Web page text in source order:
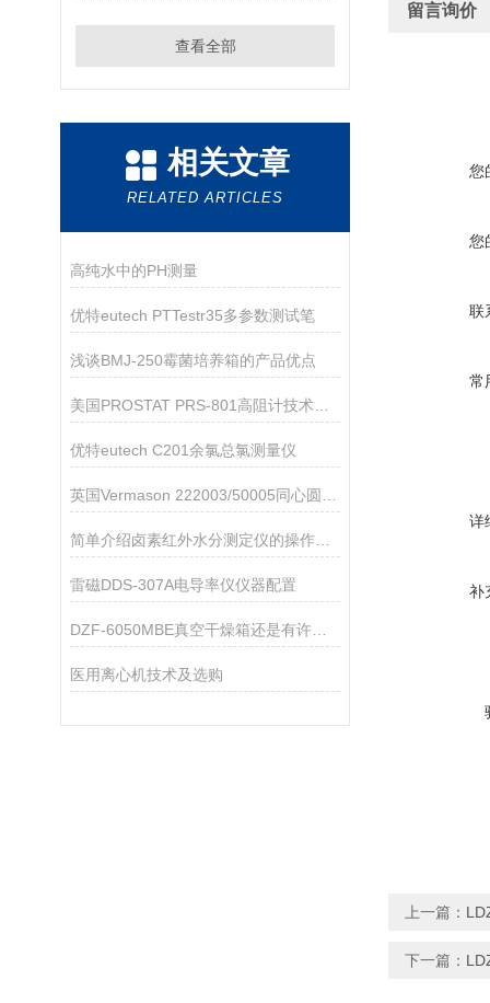
查看全部
相关文章
RELATED ARTICLES
高纯水中的PH测量
优特eutech PTTestr35多参数测试笔
浅谈BMJ-250霉菌培养箱的产品优点
美国PROSTAT PRS-801高阻计技术参数
优特eutech C201余氯总氯测量仪
简单介绍卤素红外水分测定仪的操作步骤
雷磁DDS-307A电导率仪仪器配置
DZF-6050MBE真空干燥箱还是有许多地方需要注意的
医用离心机技术及选购
留言询价
您
您
联
常
详
补
上一篇：
下一篇：